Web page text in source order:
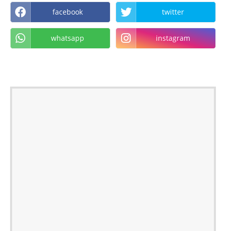
facebook twitter
whatsapp instagram